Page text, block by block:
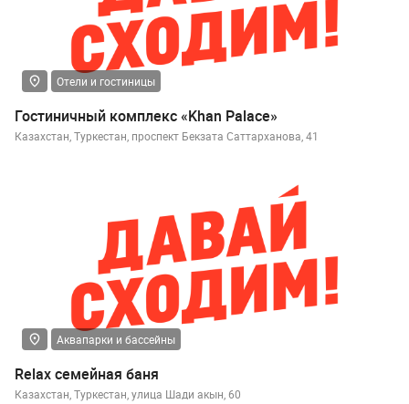
Отели и гостиницы
Гостиничный комплекс «Khan Palace»
Казахстан, Туркестан, проспект Бекзата Саттарханова, 41
Аквапарки и бассейны
Relax семейная баня
Казахстан, Туркестан, улица Шади акын, 60